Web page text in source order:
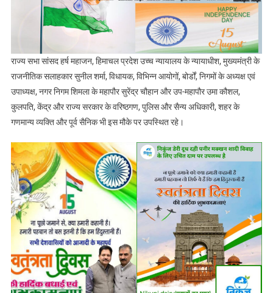
राज्य सभा सांसद हर्ष महाजन, हिमाचल प्रदेश उच्च न्यायालय के न्यायाधीश, मुख्यमंत्री के
राजनीतिक सलाहकार सुनील शर्मा, विधायक, विभिन्न आयोगों, बोर्डों, निगमों के अध्यक्ष एवं
उपाध्यक्ष, नगर निगम शिमला के महापौर सुरेंद्र चौहान और उप-महापौर उमा कौशल,
कुलपति, केंद्र और राज्य सरकार के वरिष्ठगण, पुलिस और सैन्य अधिकारी, शहर के
गणमान्य व्यक्ति और पूर्व सैनिक भी इस मौके पर उपस्थित रहे।